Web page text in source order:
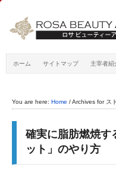
ホーム サイトマップ 主宰者紹
You are here: Home /Archives for ス
確実に脂肪燃焼す
ット」のやり方